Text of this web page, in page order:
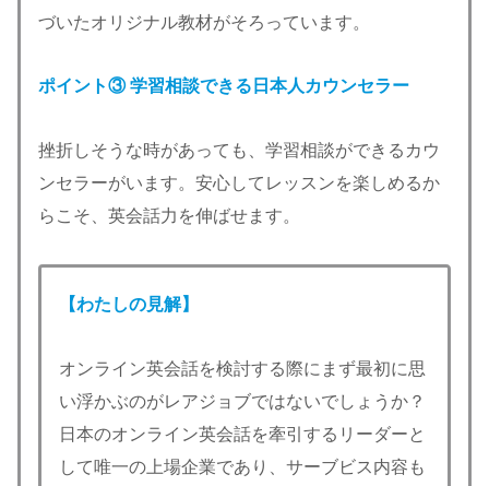
づいたオリジナル教材がそろっています。
ポイント③学習相談できる日本人カウンセラー
挫折しそうな時があっても、学習相談ができるカウ
ンセラーがいます。安心してレッスンを楽しめるか
らこそ、英会話力を伸ばせます。
【わたしの見解】
オンライン英会話を検討する際にまず最初に思
い浮かぶのがレアジョブではないでしょうか？
日本のオンライン英会話を牽引するリーダーと
して唯一の上場企業であり、サーブビス内容も